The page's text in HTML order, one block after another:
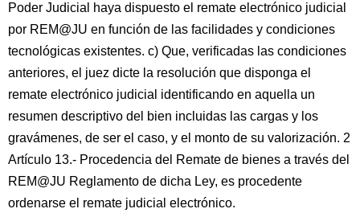
Poder Judicial haya dispuesto el remate electrónico judicial
por REM@JU en función de las facilidades y condiciones
tecnológicas existentes. c) Que, verificadas las condiciones
anteriores, el juez dicte la resolución que disponga el
remate electrónico judicial identificando en aquella un
resumen descriptivo del bien incluidas las cargas y los
gravámenes, de ser el caso, y el monto de su valorización. 2
Artículo 13.- Procedencia del Remate de bienes a través del
REM@JU Reglamento de dicha Ley, es procedente
ordenarse el remate judicial electrónico.